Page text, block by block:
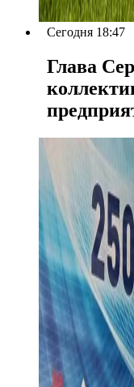
Сегодня 18:47
Глава